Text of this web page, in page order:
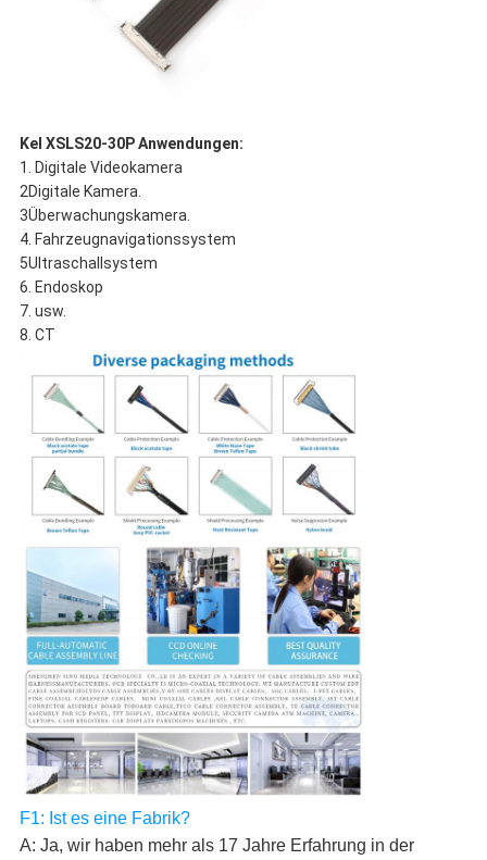
Kel XSLS20-30P Anwendungen:
1. Digitale Videokamera
2Digitale Kamera.
3Überwachungskamera.
4. Fahrzeugnavigationssystem
5Ultraschallsystem
6. Endoskop
7. usw.
8. CT
F1: Ist es eine Fabrik?
A: Ja, wir haben mehr als 17 Jahre Erfahrung in der